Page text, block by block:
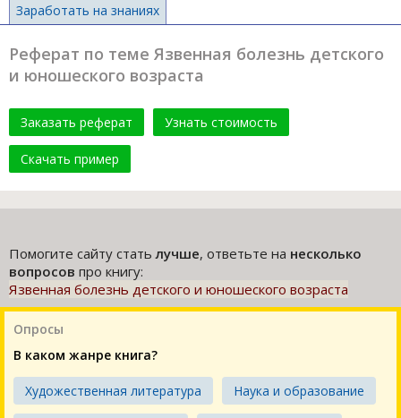
Заработать на знаниях
Реферат по теме Язвенная болезнь детского
и юношеского возраста
Заказать реферат Узнать стоимость
Скачать пример
Помогите сайту статьлучше, ответьте на несколько
вопросов про книгу:
Язвенная болезнь детского и юношеского возраста
Опросы
В каком жанре книга?
Художественная литература Наука и образование